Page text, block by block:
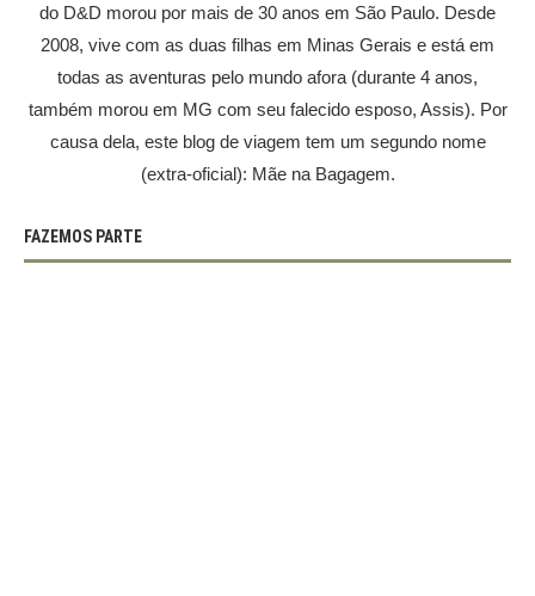
do D&D morou por mais de 30 anos em São Paulo. Desde
2008, vive com as duas filhas em Minas Gerais e está em
todas as aventuras pelo mundo afora (durante 4 anos,
também morou em MG com seu falecido esposo, Assis). Por
causa dela, este blog de viagem tem um segundo nome
(extra-oficial): Mãe na Bagagem.
FAZEMOS PARTE